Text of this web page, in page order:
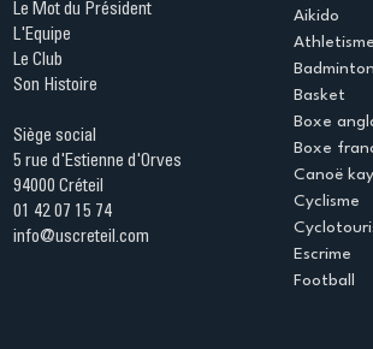
Le Mot du Président
L'Equipe
Le Club
Son Histoire
Siège social
5 rue d'Estienne d'Orves
94000 Créteil
01 42 07 15 74
info@uscreteil.com
Aikido
Athletisme
Badminton
Basket
Boxe
Boxe
Canoë
Cyclisme
Escrime
Football